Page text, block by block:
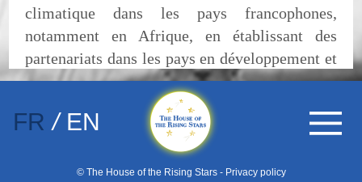
climatique dans les pays francophones,
notamment en Afrique, en établissant des
partenariats dans les pays en développement et
avec les institutions de recherche. Entre
septembre 2012 et septembre 2013, il fut
assistant aux opérations de guerre navale sur le
porte-avions Charles de Gaulle. Il a souhaité
rejoindre la Fondation après avoir participé à
FR / EN
© The House of the Rising Stars - Privacy policy